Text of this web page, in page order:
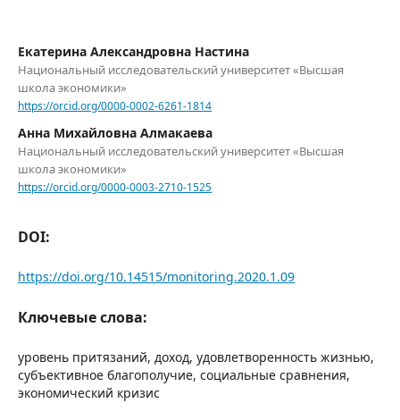
Екатерина Александровна Настина
Национальный исследовательский университет «Высшая
школа экономики»
https://orcid.org/0000-0002-6261-1814
Анна Михайловна Алмакаева
Национальный исследовательский университет «Высшая
школа экономики»
https://orcid.org/0000-0003-2710-1525
DOI:
https://doi.org/10.14515/monitoring.2020.1.09
Ключевые слова:
уровень притязаний, доход, удовлетворенность жизнью,
субъективное благополучие, социальные сравнения,
экономический кризис